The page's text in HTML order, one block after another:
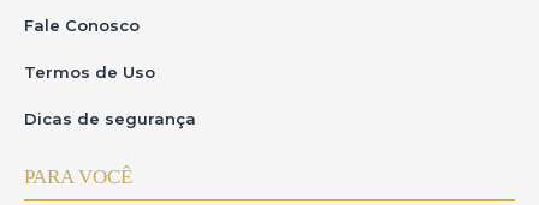
Fale Conosco
Termos de Uso
Dicas de segurança
PARA VOCÊ